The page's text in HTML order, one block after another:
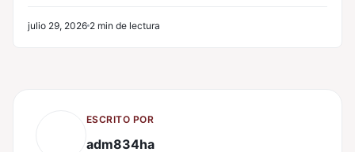
julio 29, 2026 2 min de lectura
ESCRITO POR
adm834ha